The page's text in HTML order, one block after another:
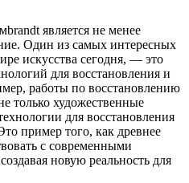
является не менее
Один из самых интересных
искусства сегодня, — это
для восстановления и
работы по восстановлению
только художественные
для восстановления
пример того, как древнее
с современными
новую реальность для